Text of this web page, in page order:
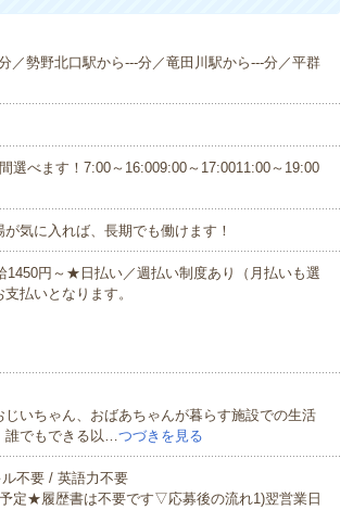
／勢野北口駅から---分／竜田川駅から---分／平群
べます！7:00～16:009:00～17:0011:00～19:00
に入れば、長期でも働けます！
円～★日払い／週払い制度あり（月払いも選
払いとなります。
いちゃん、おばあちゃんが暮らす施設での生活
誰でもできる以…つづきを見る
不要 / 英語力不要
定★履歴書は不要です▽応募後の流れ1)翌営業日